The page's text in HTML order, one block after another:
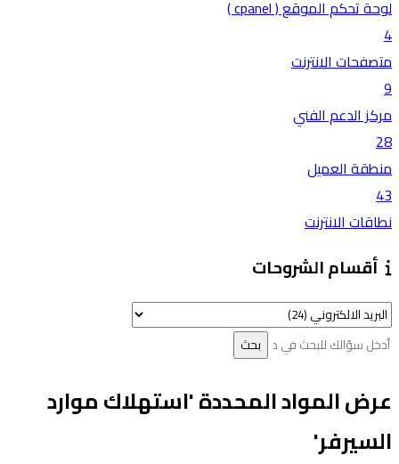
لوحة تحكم الموقع ( cpanel )
4
متصفحات الانترنت
9
مركز الدعم الفني
28
منطقة العميل
43
نطاقات الانترنت
أقسام الشروحات
عرض المواد المحددة 'استهلاك موارد
السيرفر'